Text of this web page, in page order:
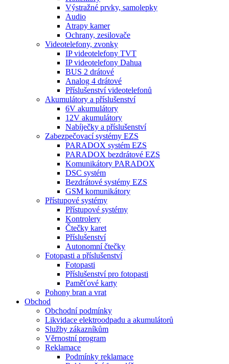
Výstražné prvky, samolepky
Audio
Atrapy kamer
Ochrany, zesilovače
Videotelefony, zvonky
IP videotelefony TVT
IP videotelefony Dahua
BUS 2 drátové
Analog 4 drátové
Příslušenství videotelefonů
Akumulátory a příslušenství
6V akumulátory
12V akumulátory
Nabíječky a příslušenství
Zabezpečovací systémy EZS
PARADOX systém EZS
PARADOX bezdrátové EZS
Komunikátory PARADOX
DSC systém
Bezdrátové systémy EZS
GSM komunikátory
Přístupové systémy
Přístupové systémy
Kontrolery
Čtečky karet
Příslušenství
Autonomní čtečky
Fotopasti a příslušenství
Fotopasti
Příslušenství pro fotopasti
Paměťové karty
Pohony bran a vrat
Obchod
Obchodní podmínky
Likvidace elektroodpadu a akumulátorů
Služby zákazníkům
Věrnostní program
Reklamace
Podmínky reklamace